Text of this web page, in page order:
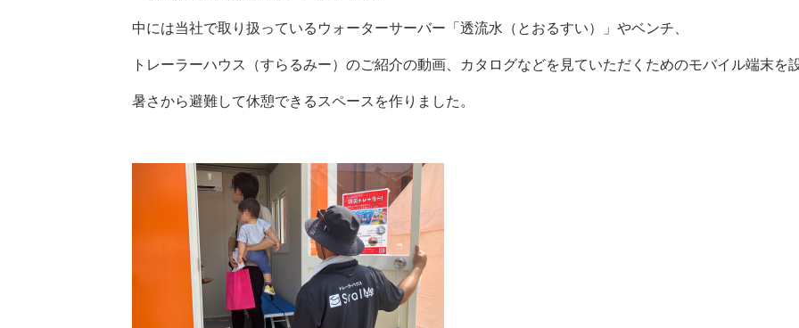
中には当社で取り扱っているウォーターサーバー「透流水（とおるすい）」やベンチ、
トレーラーハウス（すらるみー）のご紹介の動画、カタログなどを見ていただくためのモバイル端末を
暑さから避難して休憩できるスペースを作りました。